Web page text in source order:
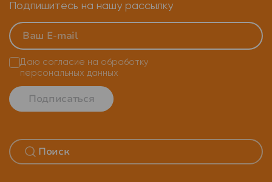
Подпишитесь на нашу рассылку
Подписаться
Даю согласие на обработку
персональных данных